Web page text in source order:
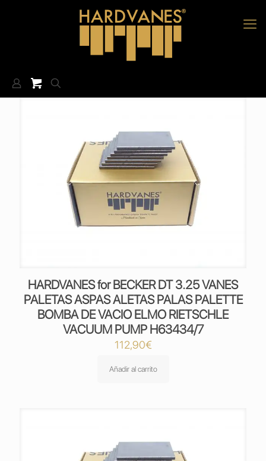
HARDVANES for BECKER DT 3.25 VANES
PALETAS ASPAS ALETAS PALAS PALETTE
BOMBA DE VACIO ELMO RIETSCHLE
VACUUM PUMP H63434/7
112,90€
Añadir al carrito